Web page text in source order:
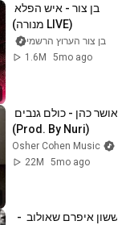
בן צור - איש הפלא
(LIVE מנורה)
בן צור הערוץ הרשמי
1.6M
5mo ago
(Prod. By Nuri)
Osher Cohen Music
22M
5mo ago